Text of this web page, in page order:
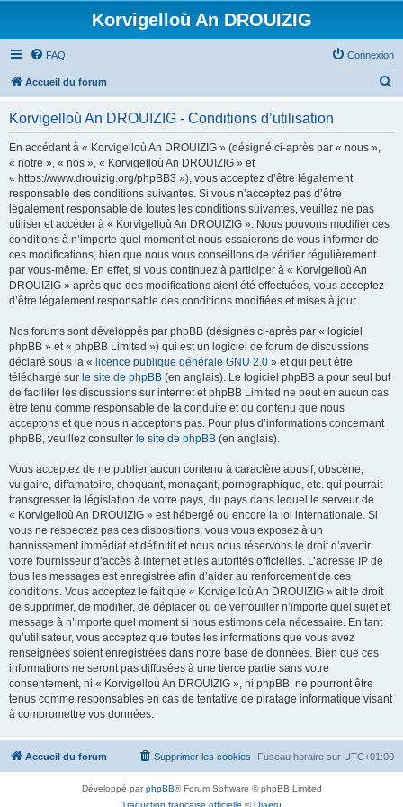
Korvigelloù An DROUIZIG
FAQ Connexion
Accueil du forum
Korvigelloù An DROUIZIG - Conditions d’utilisation
En accédant à « Korvigelloù An DROUIZIG » (désigné ci-après par « nous »,
« notre », « nos », « Korvigelloù An DROUIZIG » et
« https://www.drouizig.org/phpBB3 »), vous acceptez d’être légalement
responsable des conditions suivantes. Si vous n’acceptez pas d’être
légalement responsable de toutes les conditions suivantes, veuillez ne pas
utiliser et accéder à « Korvigelloù An DROUIZIG ». Nous pouvons modifier ces
conditions à n’importe quel moment et nous essaierons de vous informer de
ces modifications, bien que nous vous conseillons de vérifier régulièrement
par vous-même. En effet, si vous continuez à participer à « Korvigelloù An
DROUIZIG » après que des modifications aient été effectuées, vous acceptez
d’être légalement responsable des conditions modifiées et mises à jour.
Nos forums sont développés par phpBB (désignés ci-après par « logiciel
phpBB » et « phpBB Limited ») qui est un logiciel de forum de discussions
déclaré sous la « licence publique générale GNU 2.0 » et qui peut être
téléchargé sur le site de phpBB (en anglais). Le logiciel phpBB a pour seul but
de faciliter les discussions sur internet et phpBB Limited ne peut en aucun cas
être tenu comme responsable de la conduite et du contenu que nous
acceptons et que nous n’acceptons pas. Pour plus d’informations concernant
phpBB, veuillez consulter le site de phpBB (en anglais).
Vous acceptez de ne publier aucun contenu à caractère abusif, obscène,
vulgaire, diffamatoire, choquant, menaçant, pornographique, etc. qui pourrait
transgresser la législation de votre pays, du pays dans lequel le serveur de
« Korvigelloù An DROUIZIG » est hébergé ou encore la loi internationale. Si
vous ne respectez pas ces dispositions, vous vous exposez à un
bannissement immédiat et définitif et nous nous réservons le droit d’avertir
votre fournisseur d’accès à internet et les autorités officielles. L’adresse IP de
tous les messages est enregistrée afin d’aider au renforcement de ces
conditions. Vous acceptez le fait que « Korvigelloù An DROUIZIG » ait le droit
de supprimer, de modifier, de déplacer ou de verrouiller n’importe quel sujet et
message à n’importe quel moment si nous estimons cela nécessaire. En tant
qu’utilisateur, vous acceptez que toutes les informations que vous avez
renseignées soient enregistrées dans notre base de données. Bien que ces
informations ne seront pas diffusées à une tierce partie sans votre
consentement, ni « Korvigelloù An DROUIZIG », ni phpBB, ne pourront être
tenus comme responsables en cas de tentative de piratage informatique visant
à compromettre vos données.
Accueil du forum Fuseau horaire sur UTC+01:00
Supprimer les cookies
Développé parphpBB® Forum Software © phpBB Limited
Traduction française officielle ©Qiaeru